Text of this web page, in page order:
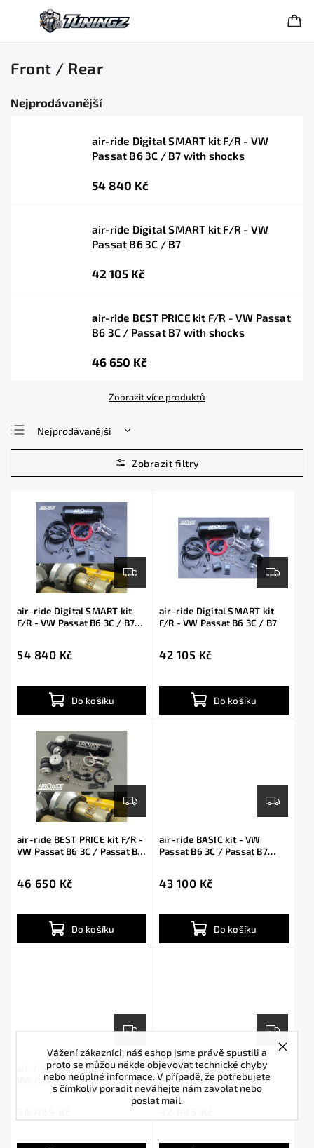
Vážení zákazníci, náš eshop jsme právě spustili a
proto se můžou někde objevovat technické chyby
nebo neúplné informace. V případě, že potřebujete
s čímkoliv poradit neváhejte nám zavolat nebo
poslat mail.
Front / Rear
Nejprodávanější
air-ride Digital SMART kit F/R - VW
Passat B6 3C / B7 with shocks
54 840 Kč
air-ride Digital SMART kit F/R - VW
Passat B6 3C / B7
42 105 Kč
air-ride BEST PRICE kit F/R - VW Passat
B6 3C / Passat B7 with shocks
46 650 Kč
Zobrazit více produktů
Nejprodávanější
Nejlevnější
Nejdražší
air-ride Digital SMART kit
F/R - VW Passat B6 3C / B7
54 840 Kč
Do košíku
air-ride Digital SMART kit
F/R - VW Passat B6 3C / B7
42 105 Kč
Do košíku
air-ride BEST PRICE kit F/R -
VW Passat B6 3C / Passat B7
46 650 Kč
Do košíku
air-ride BASIC kit - VW
Passat B6 3C / Passat B7
43 100 Kč
Do košíku
air-ride BEST PRICE kit F/R -
VW Passat B6 3C / Passat B7
air-ride BASIC kit - VW
Passat B6 3C / Passat B7